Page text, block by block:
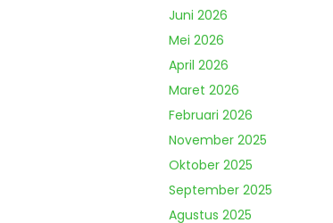
Juni 2026
Mei 2026
April 2026
Maret 2026
Februari 2026
November 2025
Oktober 2025
September 2025
Agustus 2025